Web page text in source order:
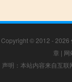
Copyright © 2012 - 2026
章 | 网
声明：本站内容来自互